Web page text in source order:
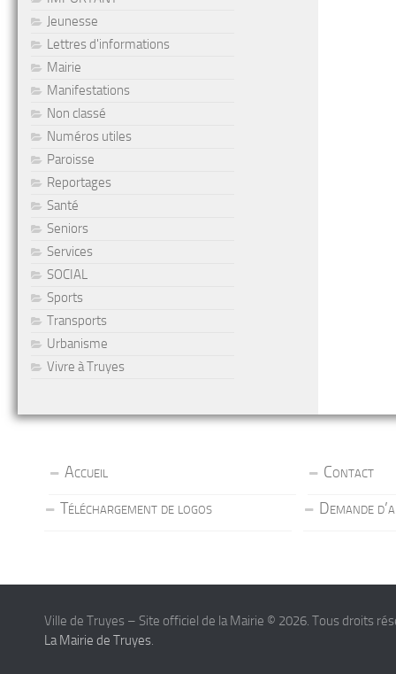
Jeunesse
Lettres d'informations
Mairie
Manifestations
Non classé
Numéros utiles
Paroisse
Reportages
Santé
Seniors
Services
SOCIAL
Sports
Transports
Urbanisme
Vivre à Truyes
Accueil
Contact
Téléchargement de logos
Demande
Ville de Truyes – Site officiel de la Mairie © 2026. Tous droits
La Mairie de Truyes.